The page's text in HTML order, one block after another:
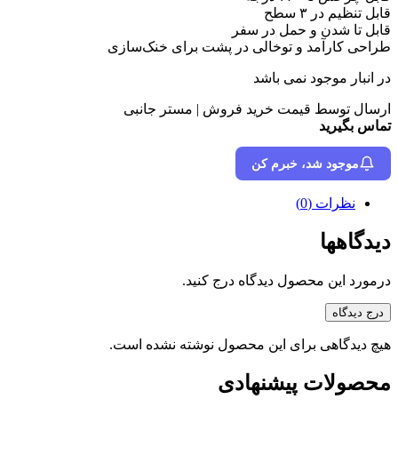
قابل تنظیم در ۳ سطح
قابل تا شدن و حمل در سفر
طراحی کارآمد و توخالی در پشت برای خنک‌سازی
در انبار موجود نمی باشد
ارسال توسط قیمت خرید فروش | مستر جانبی
تماس بگیرید
موجود شد، خبرم کن
نظرات (0)
دیدگاهها
درمورد این محصول دیدگاه درج کنید.
درج دیدگاه
هیچ دیدگاهی برای این محصول نوشته نشده است.
محصولات پیشنهادی